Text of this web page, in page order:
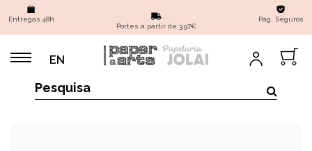
Entregas 48h
Portes a partir de 3,97€
Pag. Seguros
EN